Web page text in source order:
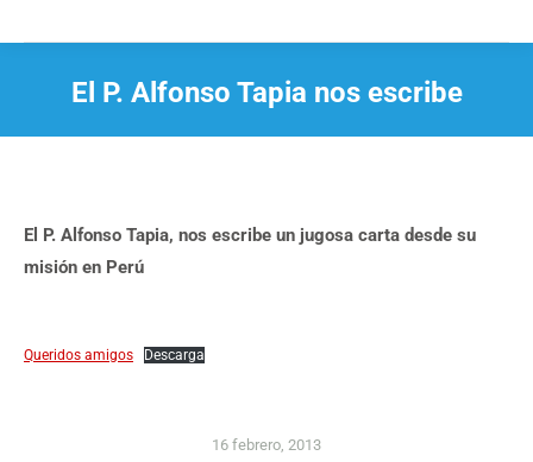
El P. Alfonso Tapia nos escribe
El P. Alfonso Tapia, nos escribe un jugosa carta desde su
misión en Perú
Queridos amigos Descarga
16 febrero, 2013